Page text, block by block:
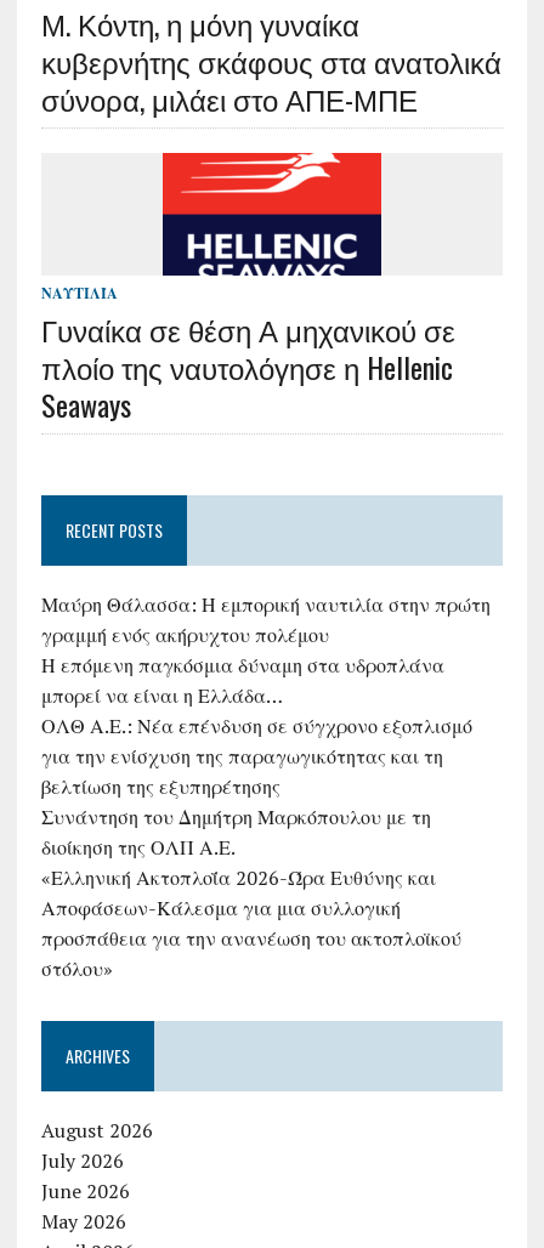
Μ. Κόντη, η μόνη γυναίκα
κυβερνήτης σκάφους στα ανατολικά
σύνορα, μιλάει στο ΑΠΕ-ΜΠΕ
ΝΑΥΤΙΛΊΑ
Γυναίκα σε θέση Α μηχανικού σε
πλοίο της ναυτολόγησε η Hellenic
Seaways
RECENT POSTS
Μαύρη Θάλασσα: Η εμπορική ναυτιλία στην πρώτη
γραμμή ενός ακήρυχτου πολέμου
Η επόμενη παγκόσμια δύναμη στα υδροπλάνα
μπορεί να είναι η Ελλάδα…
ΟΛΘ Α.Ε.: Νέα επένδυση σε σύγχρονο εξοπλισμό
για την ενίσχυση της παραγωγικότητας και τη
βελτίωση της εξυπηρέτησης
Συνάντηση του Δημήτρη Μαρκόπουλου με τη
διοίκηση της ΟΛΠ Α.Ε.
«Ελληνική Ακτοπλοΐα 2026-Ώρα Ευθύνης και
Αποφάσεων-Κάλεσμα για μια συλλογική
προσπάθεια για την ανανέωση του ακτοπλοϊκού
στόλου»
ARCHIVES
August 2026
July 2026
June 2026
May 2026